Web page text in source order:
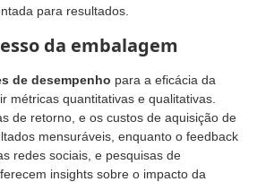
para resultados.
da embalagem
de desempenho para a eficácia da
métricas quantitativas e qualitativas.
de retorno, e os custos de aquisição de
mensuráveis, enquanto o feedback
redes sociais, e pesquisas de
insights sobre o impacto da